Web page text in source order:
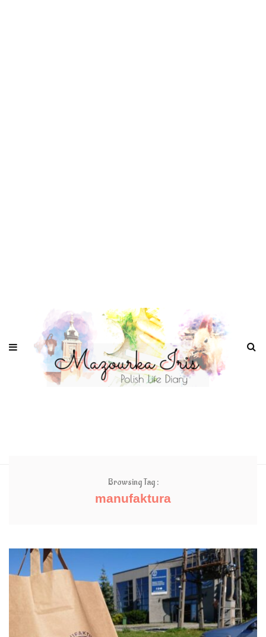
Browsing Tag :
manufaktura